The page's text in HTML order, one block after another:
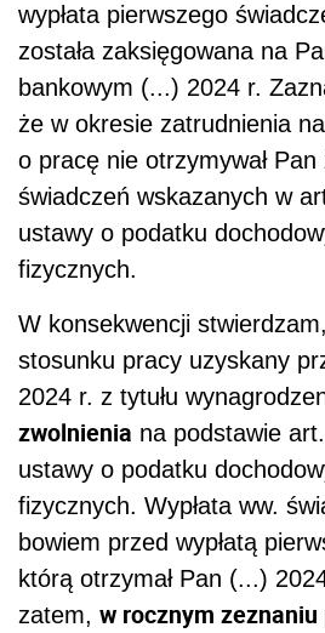
wypłata pierwszego
została zaksięgowana na
bankowym (...) 2024 r.
że w okresie zatrudnienia
o pracę nie otrzymywał
świadczeń wskazanych w
ustawy o podatku
fizycznych.
W konsekwencji
stosunku pracy uzyskany
2024 r. z tytułu
zwolnienia na podstawie
ustawy o podatku
fizycznych. Wypłata ww.
bowiem przed wypłatą
którą otrzymał Pan (...)
zatem, w rocznym